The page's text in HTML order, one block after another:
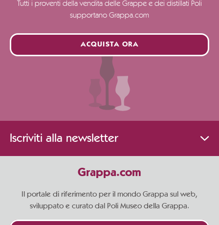
Tutti i proventi della vendita delle Grappe e dei distillati Poli
supportano Grappa.com
ACQUISTA ORA
Iscriviti alla newsletter
Grappa.com
Il portale di riferimento per il mondo Grappa sul web,
sviluppato e curato dal Poli Museo della Grappa.